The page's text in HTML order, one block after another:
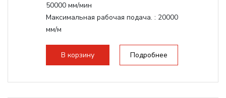
50000 мм/мин
Максимальная рабочая подача. : 20000
мм/м
стандартно:Вакуумный стол
Цанговый патрон:ER32
В корзину Подробнее